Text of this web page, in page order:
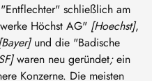
schließlich am
Höchst AG" [Hoechst],
und die "Badische
waren neu geründet;ein
Konzerne. Die meisten